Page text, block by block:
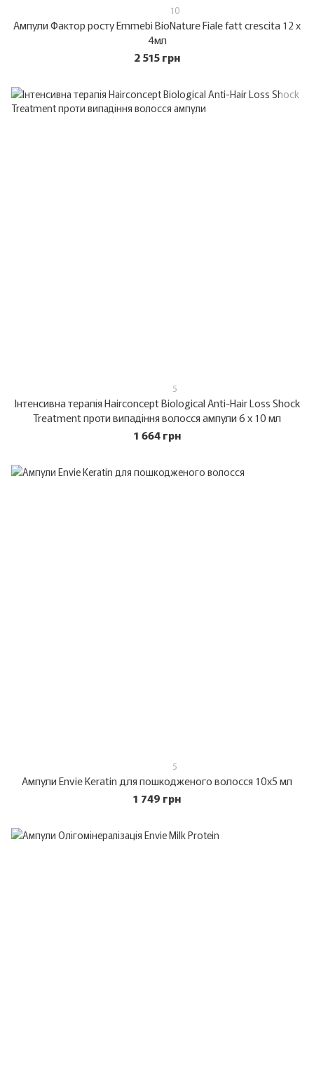
10
Ампули Фактор росту Emmebi BioNature Fiale fatt crescita 12 х
4мл
2 515 грн
5
Інтенсивна терапія Hairconcept Biological Anti-Hair Loss Shock
Treatment проти випадіння волосся ампули 6 х 10 мл
1 664 грн
5
Ампули Envie Keratin для пошкодженого волосся 10х5 мл
1 749 грн